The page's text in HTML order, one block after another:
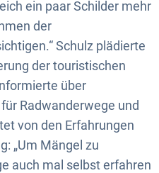
ein paar Schilder mehr
der
Schulz plädierte
der touristischen
über
Radwanderwege und
von den Erfahrungen
„Um Mängel zu
auch mal selbst erfahren